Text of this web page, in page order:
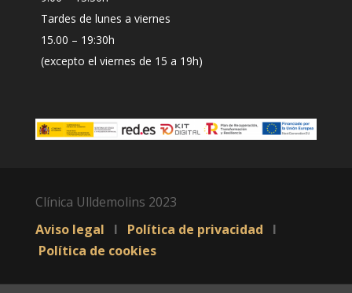
Tardes de lunes a viernes
15.00 – 19:30h
(excepto el viernes de 15 a 19h)
Clínica Ulldemolins 2023
Aviso legal
I Política de privacidad
I
Política de cookies